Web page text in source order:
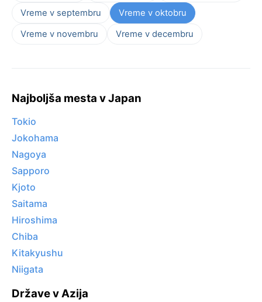
Vreme v septembru
Vreme v oktobru
Vreme v novembru
Vreme v decembru
Najboljša mesta v Japan
Tokio
Jokohama
Nagoya
Sapporo
Kjoto
Saitama
Hiroshima
Chiba
Kitakyushu
Niigata
Države v Azija